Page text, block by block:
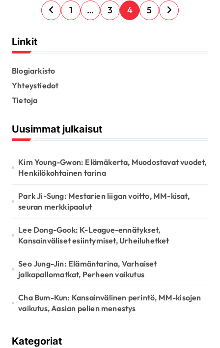
P
o
t
s
p
i
a
t
i
o
n
1 … 3 4 5
Linkit
Blogiarkisto
Yhteystiedot
Tietoja
Uusimmat julkaisut
Kim Young-Gwon: Elämäkerta, Muodostavat vuodet,
Henkilökohtainen tarina
Park Ji-Sung: Mestarien liigan voitto, MM-kisat,
seuran merkkipaalut
Lee Dong-Gook: K-League-ennätykset,
Kansainväliset esiintymiset, Urheiluhetket
Seo Jung-Jin: Elämäntarina, Varhaiset
jalkapallomatkat, Perheen vaikutus
Cha Bum-Kun: Kansainvälinen perintö, MM-kisojen
vaikutus, Aasian pelien menestys
Kategoriat